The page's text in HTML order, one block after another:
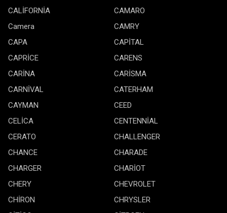
CALİFORNİA
CAMARO
Camera
CAMRY
CAPA
CAPİTAL
CAPRİCE
CARENS
CARİNA
CARİSMA
CARNİVAL
CATERHAM
CAYMAN
CEED
CELİCA
CENTENNİAL
CERATO
CHALLENGER
CHANCE
CHARADE
CHARGER
CHARİOT
CHERY
CHEVROLET
CHİRON
CHRYSLER